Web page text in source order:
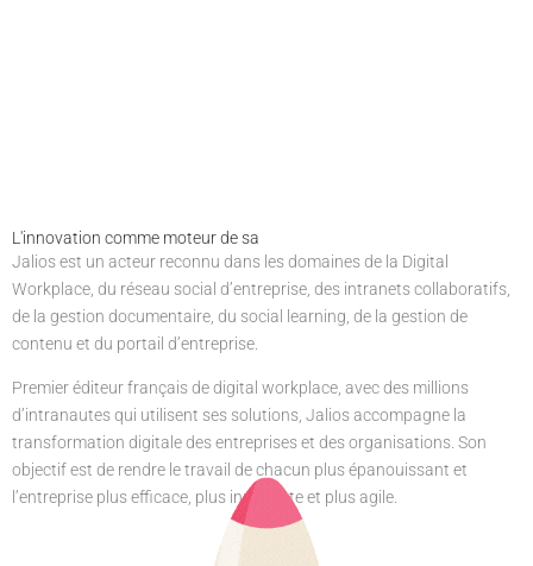
L'innovation comme moteur de sa
Jalios est un acteur reconnu dans les domaines de la Digital
Workplace, du réseau social d’entreprise, des intranets collaboratifs,
de la gestion documentaire, du social learning, de la gestion de
contenu et du portail d’entreprise.
Premier éditeur français de digital workplace, avec des millions
d’intranautes qui utilisent ses solutions, Jalios accompagne la
transformation digitale des entreprises et des organisations. Son
objectif est de rendre le travail de chacun plus épanouissant et
l’entreprise plus efficace, plus innovante et plus agile.